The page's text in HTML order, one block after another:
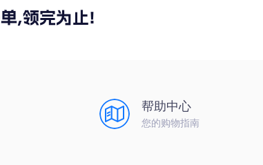
帮助中心
您的购物指南